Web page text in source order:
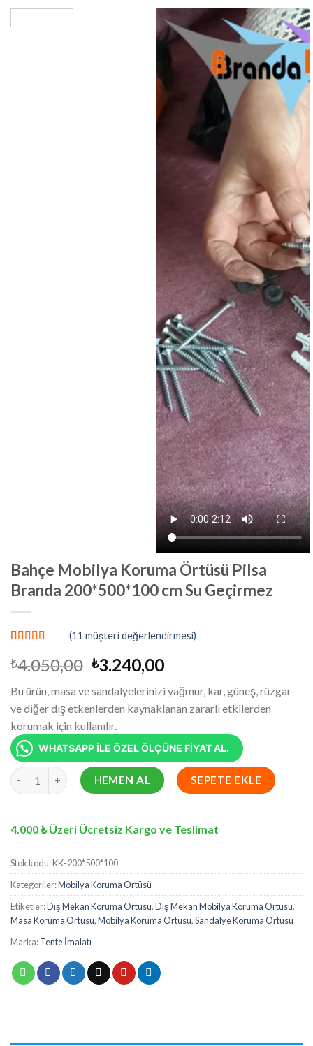
Bahçe Mobilya Koruma Örtüsü Pilsa
Branda 200*500*100 cm Su Geçirmez
puanına
dayanarak 5
üzerinden
5.00puan
aldı
(11 müşteri değerlendirmesi)
₺4.050,00 Orijinal
₺4.050,00.
₺3.240,00Şu
fiyat:
₺3.240,00.
Bu ürün, masa ve sandalyelerinizi yağmur, kar, güneş, rüzgar
ve diğer dış etkenlerden kaynaklanan zararlı etkilerden
korumak için kullanılır.
WHATSAPP İLE ÖZEL ÖLÇÜNE FİYAT AL.
Bahçe Mobilya Koruma Örtüsü Pilsa Branda 200*500*100 cm Su
HEMEN AL SEPETE EKLE
4.000 ₺ Üzeri Ücretsiz Kargo ve Teslimat
Stok kodu:KK-200*500*100
Kategoriler:Mobilya Koruma Ortüsü
Etiketler:Dış Mekan Koruma Ortüsü,Dış Mekan Mobilya Koruma Ortüsü,
Masa Koruma Ortüsü,Mobilya Koruma Ortüsü,Sandalye Koruma Ortüsü
Marka:Tente İmalatı